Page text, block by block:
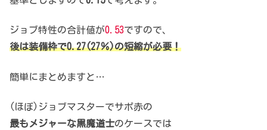
ジョブ特性の合計値が0.53ですので、
後は装備枠で0.27(27％)の短縮が必要！
簡単にまとめますと…
(ほぼ)ジョブマスターでサポ赤の
最もメジャーな黒魔道士のケースでは